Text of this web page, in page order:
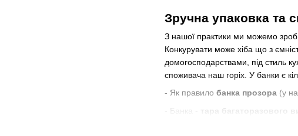
Зручна упаковка та
З нашої практики ми можемо
Конкурувати може хіба що з
домогосподарствами, під стиль
споживача наш горіх. У банки є
- Як правило банка прозора (у
- Банка -
тара багаторазового